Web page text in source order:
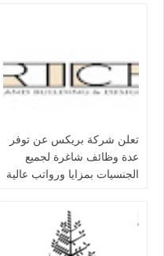
تعلن شركة بريكس عن توفر
عدة وظائف شاغرة لجميع
الجنسيات بمزايا ورواتب عالية